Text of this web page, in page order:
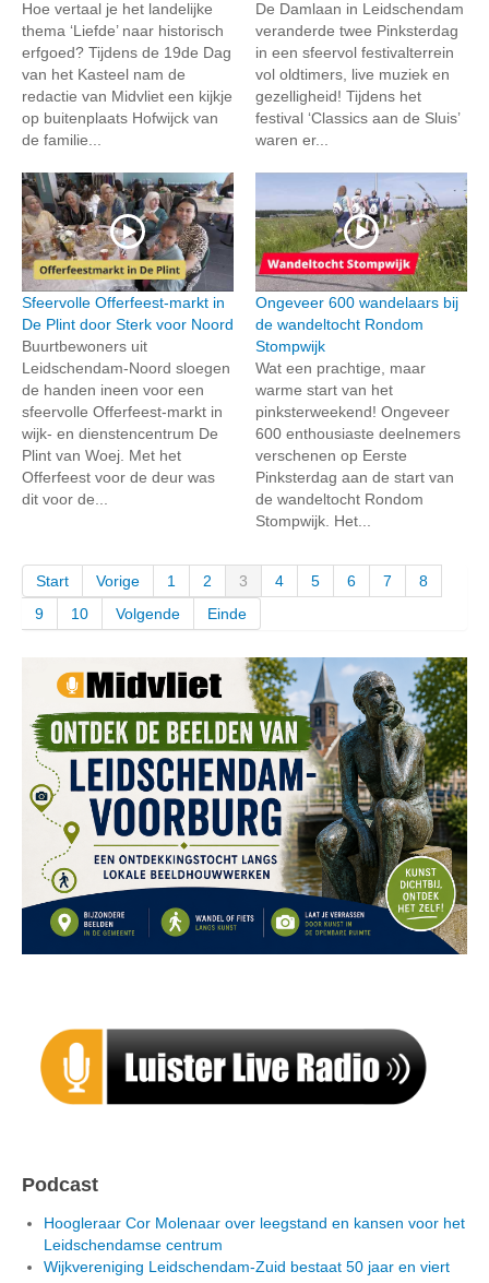
Hoe vertaal je het landelijke
thema ‘Liefde’ naar historisch
erfgoed? Tijdens de 19de Dag
van het Kasteel nam de
redactie van Midvliet een kijkje
op buitenplaats Hofwijck van
de familie...
De Damlaan in Leidschendam
veranderde twee Pinksterdag
in een sfeervol festivalterrein
vol oldtimers, live muziek en
gezelligheid! Tijdens het
festival ‘Classics aan de Sluis’
waren er...
Sfeervolle Offerfeest-markt in
De Plint door Sterk voor Noord
Buurtbewoners uit
Leidschendam-Noord sloegen
de handen ineen voor een
sfeervolle Offerfeest-markt in
wijk- en dienstencentrum De
Plint van Woej. Met het
Offerfeest voor de deur was
dit voor de...
Ongeveer 600 wandelaars bij
de wandeltocht Rondom
Stompwijk
Wat een prachtige, maar
warme start van het
pinksterweekend! Ongeveer
600 enthousiaste deelnemers
verschenen op Eerste
Pinksterdag aan de start van
de wandeltocht Rondom
Stompwijk. Het...
Start Vorige 1 2 3 4 5 6 7
8
9
10 Volgende Einde
Podcast
Hoogleraar Cor Molenaar over leegstand en kansen voor het
Leidschendamse centrum
Wijkvereniging Leidschendam-Zuid bestaat 50 jaar en viert